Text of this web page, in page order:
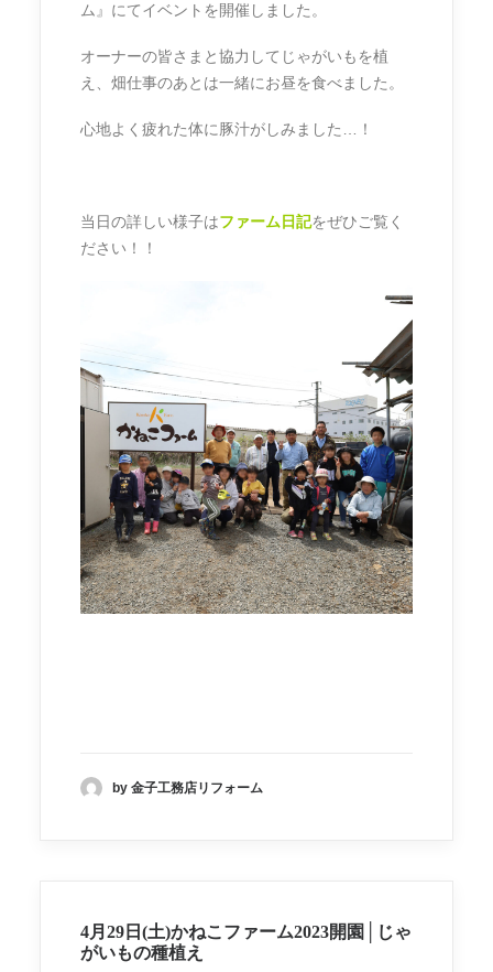
ム』にてイベントを開催しました。
オーナーの皆さまと協力してじゃがいもを植
え、畑仕事のあとは一緒にお昼を食べました。
心地よく疲れた体に豚汁がしみました…！
当日の詳しい様子はファーム日記をぜひご覧く
ださい！！
by 金子工務店リフォーム
4月29日(土)かねこファーム2023開園│じゃ
がいもの種植え